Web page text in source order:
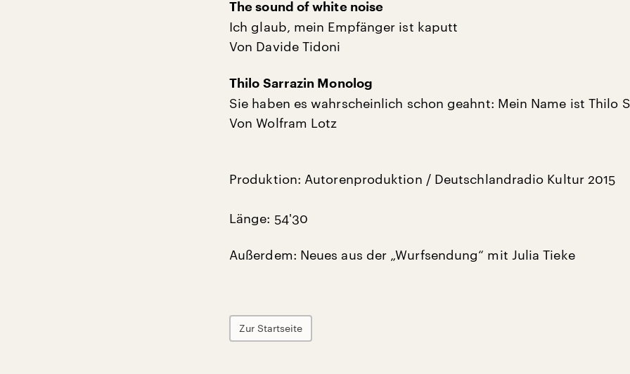
The sound of white noise
Ich glaub, mein Empfänger ist kaputt
Von Davide Tidoni
Thilo Sarrazin Monolog
Sie haben es wahrscheinlich schon geahnt: Mein Name ist Thilo
Von Wolfram Lotz
Produktion: Autorenproduktion / Deutschlandradio Kultur 2015
Länge: 54'30
Außerdem: Neues aus der „Wurfsendung“ mit Julia Tieke
Zur Startseite